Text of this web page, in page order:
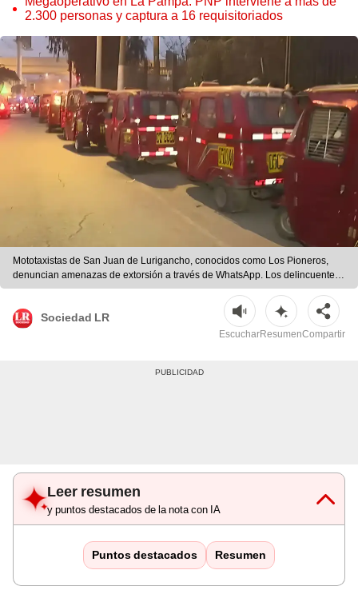
2.300 personas y captura a 16 requisitoriados
Mototaxistas de San Juan de Lurigancho, conocidos como Los Pioneros,
denuncian amenazas de extorsión a través de WhatsApp. Los delincuentes
exigen S/15,000 y S/3 diarios por moto. | Difusión
Sociedad LR
EscucharResumenCompartir
Leer resumen
y puntos destacados de la nota con IA
Puntos destacados Resumen